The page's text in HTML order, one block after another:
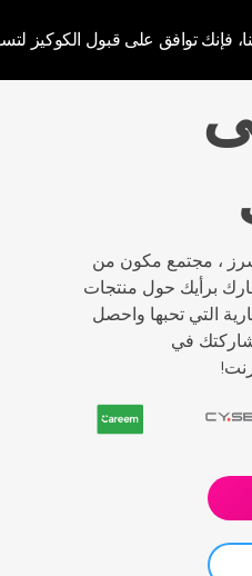
فإنك توافق على قبول الكوكيز
، مجتمع مكون من
برأيك حول منتجات
التي تحبها واحصل
في